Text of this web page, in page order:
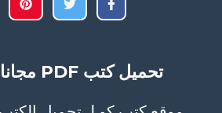
تحميل كتب PDF مجانا – كتب كو